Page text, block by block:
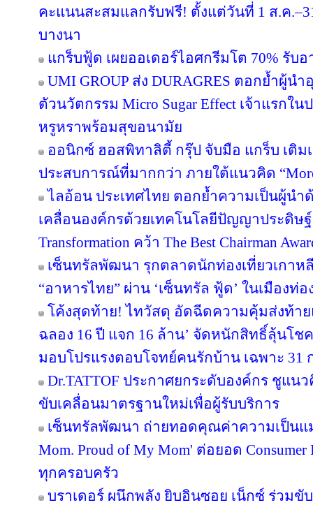
คะแนนสะสมแลกรับฟรี! ตั้งแต่วันที่ 1 ส.ค
บางนา
แกร็บฟู้ด เผยออเดอร์ไอศกรีมโต 70% รับอ
UMI GROUP ส่ง DURAGRES ตอกย้ำผู้น
ตัวนวัตกรรม Micro Sugar Effect เจ้าแรกใ
หรูหราพร้อมสุขอนามัย
ออนิกซ์ ฮอสพิทาลิตี้ กรุ๊ป จับมือ แกร็บ เติม
ประสบการณ์ที่มากกว่า ภายใต้แนวคิด “More
ไลอ้อน ประเทศไทย ตอกย้ำความเป็นผู้น
เคลื่อนองค์กรด้วยเทคโนโลยีปัญญาประดิษฐ์
Transformation คว้า The Best Chairman
เซ็นทรัลพัฒนา รุกตลาดนักท่องเที่ยวเกาห
“อาหารไทย” ผ่าน ‘เซ็นทรัล ฟู้ด’ ในเมืองท่อ
โค้งสุดท้าย! ไทวัสดุ อัดฉีดความคุ้มส่งท้า
ฉลอง 16 ปี แจก 16 ล้าน’ จัดหนักสิทธิ์ลุ้นโ
มอบโปรแรงตอบโจทย์คนรักบ้าน เฉพาะ 31
Dr.TATTOF ประกาศยกระดับองค์กร ชูแน
ขับเคลื่อนมาตรฐานใหม่เพื่อผู้รับบริการ
เซ็นทรัลพัฒนา ถ่ายทอดคุณค่าความเป็นแม่
Mom. Proud of My Mom' ต่อยอด Consumer
ทุกครอบครัว
บราเดอร์ ผนึกพลัง ยิบอินซอย เน็กซ์ ร่วมขับ